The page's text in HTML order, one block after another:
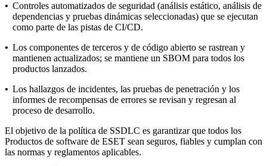
• Controles automatizados de seguridad (análisis estático, análisis de
dependencias y pruebas dinámicas seleccionadas) que se ejecutan
como parte de las pistas de CI/CD.
• Los componentes de terceros y de código abierto se rastrean y
mantienen actualizados; se mantiene un SBOM para todos los
productos lanzados.
• Los hallazgos de incidentes, las pruebas de penetración y los
informes de recompensas de errores se revisan y regresan al
proceso de desarrollo.
El objetivo de la política de SSDLC es garantizar que todos los
Productos de software de ESET sean seguros, fiables y cumplan con
las normas y reglamentos aplicables.